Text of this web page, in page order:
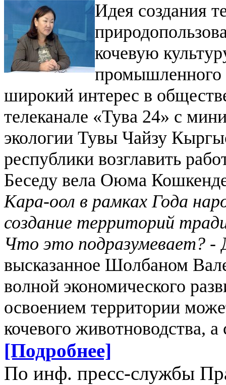
Идея создания
кочевую
промышленного
широкий интерес в
телеканале «Тува 24» с
экологии Тувы Чайзу
республики возглавить
Беседу вела Оюма
Кара-оол в рамках Года
создание территорий
Что это подразумевает? -
высказанное Шолбаном
волной экономического
освоением территории
кочевого животноводства,
[Подробнее]
По инф. пресс-службы